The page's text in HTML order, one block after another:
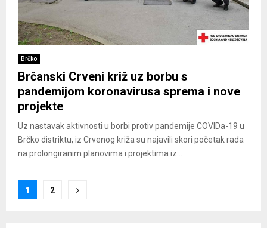
Brčko
Brčanski Crveni križ uz borbu s
pandemijom koronavirusa sprema i nove
projekte
Uz nastavak aktivnosti u borbi protiv pandemije COVIDa-19 u
Brčko distriktu, iz Crvenog križa su najavili skori početak rada
na prolongiranim planovima i projektima iz...
Posts
1 2